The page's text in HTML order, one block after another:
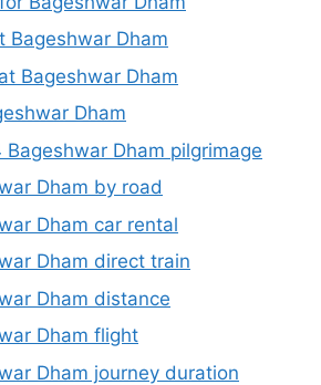
Bageshwar Dham
Bageshwar Dham
Dham
Dham pilgrimage
Dham by road
Dham car rental
Dham direct train
Dham distance
Dham flight
Dham journey duration